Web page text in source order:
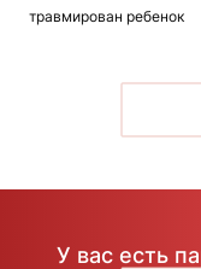
травмирован ребенок
У вас есть